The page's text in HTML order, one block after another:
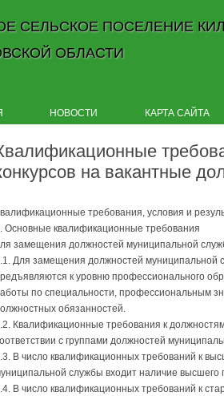
СЕЛЬСКОЕ ПОСЕЛЕНИЕ
ОБЛАСТИ
Skip to
НОВОСТИ КАРТА САЙТА
на вакантные
требования, условия и
Основные квалификационные требования
замещения должностей муниципальной
Для замещения должностей муниципальной
к уровню профессионального
по специальности, профессиональным
обязанностей.
Квалификационные требования к
с группами должностей
В число квалификационных требований к
службы входит наличие высшего
В число квалификационных требований к